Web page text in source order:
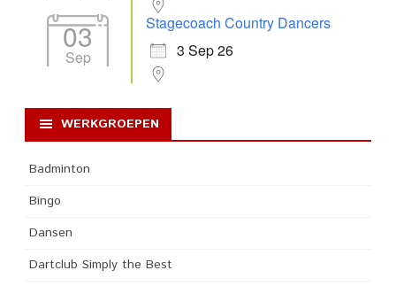
03
Sep
Stagecoach Country Dancers
3 Sep 26
WERKGROEPEN
Badminton
Bingo
Dansen
Dartclub Simply the Best